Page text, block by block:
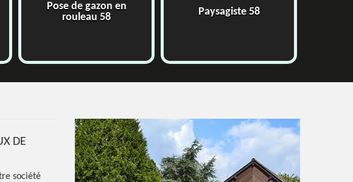
Pose de gazon en
rouleau 58
Paysagiste 58
DE
société